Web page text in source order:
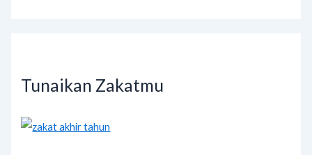
Tunaikan Zakatmu